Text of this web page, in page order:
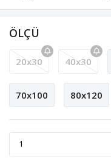
ÖLÇÜ
20x30 40x30
70x100 80x120